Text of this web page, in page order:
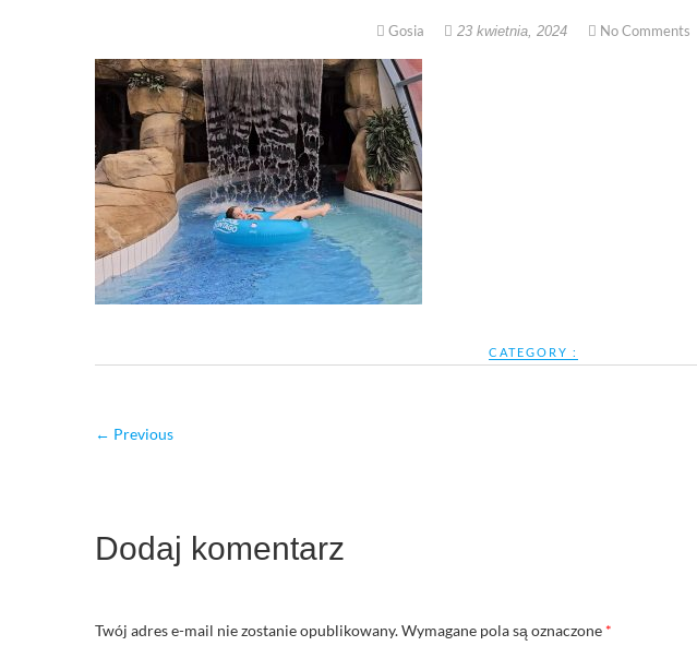
Gosia 23 kwietnia, 2024 No Comments
CATEGORY :
← Previous
Dodaj komentarz
Twój adres e-mail nie zostanie opublikowany.Wymagane pola są oznaczone *